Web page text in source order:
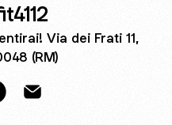
Via dei Frati 11,
(RM)